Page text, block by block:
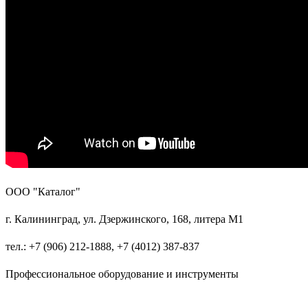
ООО "Каталог"
г. Калининград, ул. Дзержинского, 168, литера М1
тел.: +7 (906) 212-1888, +7 (4012) 387-837
Профессиональное оборудование и инструменты